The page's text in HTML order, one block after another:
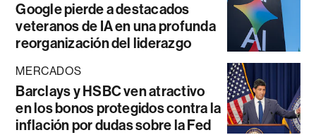
Google pierde a destacados
veteranos de IA en una profunda
reorganización del liderazgo
MERCADOS
Barclays y HSBC ven atractivo
en los bonos protegidos contra la
inflación por dudas sobre la Fed